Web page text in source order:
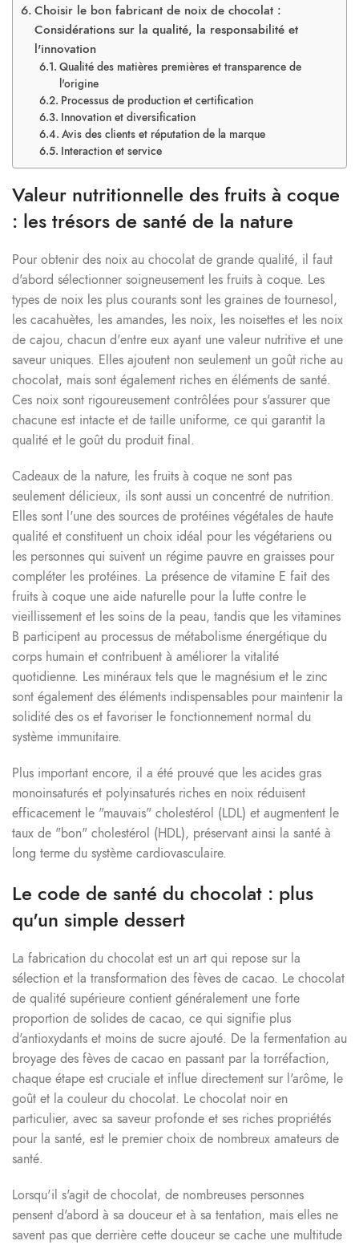
Choisir le bon fabricant de noix de chocolat :
Considérations sur la qualité, la responsabilité et
l'innovation
Qualité des matières premières et transparence de
l'origine
Processus de production et certification
Innovation et diversification
Avis des clients et réputation de la marque
Interaction et service
Valeur nutritionnelle des fruits à coque
: les trésors de santé de la nature
Pour obtenir des noix au chocolat de grande qualité, il faut
d'abord sélectionner soigneusement les fruits à coque. Les
types de noix les plus courants sont les graines de tournesol,
les cacahuètes, les amandes, les noix, les noisettes et les noix
de cajou, chacun d'entre eux ayant une valeur nutritive et une
saveur uniques. Elles ajoutent non seulement un goût riche au
chocolat, mais sont également riches en éléments de santé.
Ces noix sont rigoureusement contrôlées pour s'assurer que
chacune est intacte et de taille uniforme, ce qui garantit la
qualité et le goût du produit final.
Cadeaux de la nature, les fruits à coque ne sont pas
seulement délicieux, ils sont aussi un concentré de nutrition.
Elles sont l'une des sources de protéines végétales de haute
qualité et constituent un choix idéal pour les végétariens ou
les personnes qui suivent un régime pauvre en graisses pour
compléter les protéines. La présence de vitamine E fait des
fruits à coque une aide naturelle pour la lutte contre le
vieillissement et les soins de la peau, tandis que les vitamines
B participent au processus de métabolisme énergétique du
corps humain et contribuent à améliorer la vitalité
quotidienne. Les minéraux tels que le magnésium et le zinc
sont également des éléments indispensables pour maintenir la
solidité des os et favoriser le fonctionnement normal du
système immunitaire.
Plus important encore, il a été prouvé que les acides gras
monoinsaturés et polyinsaturés riches en noix réduisent
efficacement le "mauvais" cholestérol (LDL) et augmentent le
taux de "bon" cholestérol (HDL), préservant ainsi la santé à
long terme du système cardiovasculaire.
Le code de santé du chocolat : plus
qu'un simple dessert
La fabrication du chocolat est un art qui repose sur la
sélection et la transformation des fèves de cacao. Le chocolat
de qualité supérieure contient généralement une forte
proportion de solides de cacao, ce qui signifie plus
d'antioxydants et moins de sucre ajouté. De la fermentation au
broyage des fèves de cacao en passant par la torréfaction,
chaque étape est cruciale et influe directement sur l'arôme, le
goût et la couleur du chocolat. Le chocolat noir en
particulier, avec sa saveur profonde et ses riches propriétés
pour la santé, est le premier choix de nombreux amateurs de
santé.
Lorsqu'il s'agit de chocolat, de nombreuses personnes
pensent d'abord à sa douceur et à sa tentation, mais elles ne
savent pas que derrière cette douceur se cache une multitude